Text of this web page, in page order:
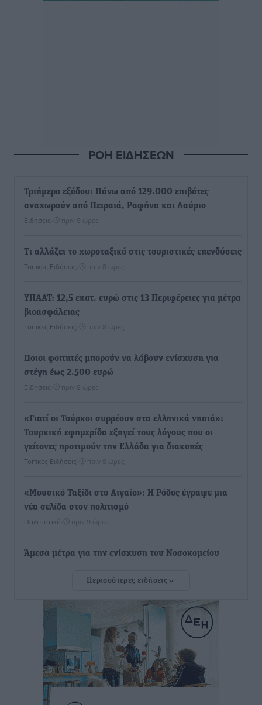
ΡΟΗ ΕΙΔΗΣΕΩΝ
Τριήμερο εξόδου: Πάνω από 129.000 επιβάτες
αναχωρούν από Πειραιά, Ραφήνα και Λαύριο
Ειδήσεις πριν 8 ώρες
Τι αλλάζει το χωροταξικό στις τουριστικές επενδύσεις
Τοπικές Ειδήσεις πριν 8 ώρες
ΥΠΑΑΤ: 12,5 εκατ. ευρώ στις 13 Περιφέρειες για μέτρα
βιοασφάλειας
Τοπικές Ειδήσεις πριν 8 ώρες
Ποιοι φοιτητές μπορούν να λάβουν ενίσχυση για
στέγη έως 2.500 ευρώ
Ειδήσεις πριν 8 ώρες
«Γιατί οι Τούρκοι συρρέουν στα ελληνικά νησιά»:
Τουρκική εφημερίδα εξηγεί τους λόγους που οι
γείτονες προτιμούν την Ελλάδα για διακοπές
Τοπικές Ειδήσεις πριν 8 ώρες
«Μουσικό Ταξίδι στο Αιγαίο»: Η Ρόδος έγραψε μια
νέα σελίδα στον πολιτισμό
Πολιτιστικά πριν 9 ώρες
Άμεσα μέτρα για την ενίσχυση του Νοσοκομείου
ανακοίνωσε ο Άδωνις Γεωργιάδης
Iατρικός Σύλλογος Ροδου προς Α. Γεωργιάδη:
Στρατηγικές Προτάσεις για την Ενίσχυση της
Δημόσιας Υγείας στη Νησιωτική Ελλάδα και στα
Νοσοκομεία της Γ΄ Ζώνης
Τοπικές Ειδήσεις• πριν 9 ώρες
Περισσότερες ειδήσεις